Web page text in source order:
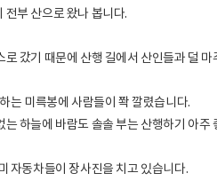
부 산으로 왔나 봅니다.
갔기 때문에 산행 길에서 산인들과 덜
는 미륵봉에 사람들이 쫙 깔렸습니다.
하늘에 바람도 솔솔 부는 산행하기 아주
자동차들이 장사진을 치고 있습니다.